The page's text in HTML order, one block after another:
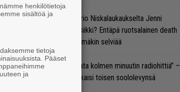
Miten taipuu Trio Niskalaukaukselta Jenni
Vartiaisen musiikki? Entäpä ruotsalainen death
metal? Pian tämäkin selviää
”Tässä ei jahdata kolmen minuutin radiohittiä” –
A.W. Yrjänä julkaisi toisen soololevynsä
henkilötietoja
sisältöä ja
tietoja
Pääset
ja